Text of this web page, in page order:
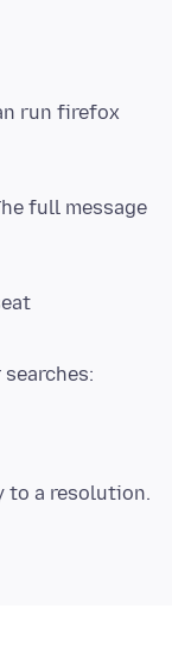
run firefox
full message